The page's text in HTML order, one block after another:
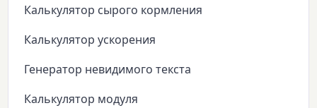
Калькулятор сырого кормления
Калькулятор ускорения
Генератор невидимого текста
Калькулятор модуля